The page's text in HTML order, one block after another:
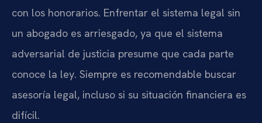
con los honorarios. Enfrentar el sistema legal sin
un abogado es arriesgado, ya que el sistema
adversarial de justicia presume que cada parte
conoce la ley. Siempre es recomendable buscar
asesoría legal, incluso si su situación financiera es
difícil.